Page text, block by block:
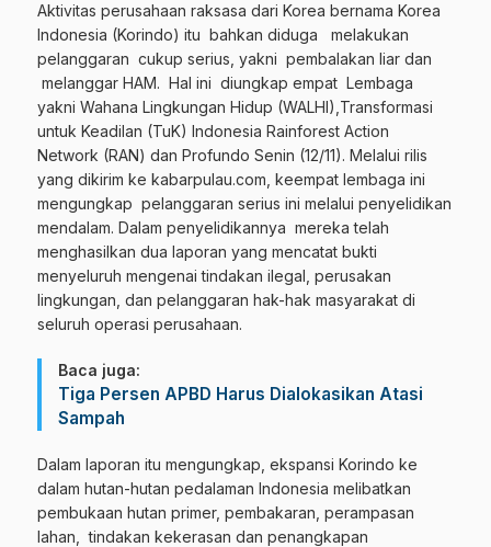
Aktivitas perusahaan raksasa dari Korea bernama Korea
Indonesia (Korindo) itu bahkan diduga melakukan
pelanggaran cukup serius, yakni pembalakan liar dan
melanggar HAM. Hal ini diungkap empat Lembaga
yakni Wahana Lingkungan Hidup (WALHI),Transformasi
untuk Keadilan (TuK) Indonesia Rainforest Action
Network (RAN) dan Profundo Senin (12/11). Melalui rilis
yang dikirim ke kabarpulau.com, keempat lembaga ini
mengungkap pelanggaran serius ini melalui penyelidikan
mendalam. Dalam penyelidikannya mereka telah
menghasilkan dua laporan yang mencatat bukti
menyeluruh mengenai tindakan ilegal, perusakan
lingkungan, dan pelanggaran hak-hak masyarakat di
seluruh operasi perusahaan.
Baca juga:
Tiga Persen APBD Harus Dialokasikan Atasi
Sampah
Dalam laporan itu mengungkap, ekspansi Korindo ke
dalam hutan-hutan pedalaman Indonesia melibatkan
pembukaan hutan primer, pembakaran, perampasan
lahan, tindakan kekerasan dan penangkapan